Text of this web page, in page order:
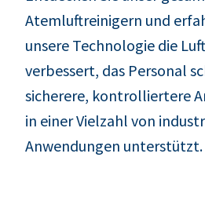
Atemluftreinigern und
unsere Technologie die
verbessert, das Personal
sicherere, kontrolliertere
in einer Vielzahl von
Anwendungen unterstützt.